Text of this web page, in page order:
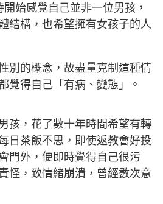
始感覺自己並非一位男孩，
結構，也希望擁有女孩子的人
別的概念，故盡量克制這種情
覺得自己「有病、變態」。
孩，花了數十年時間希望有轉
日茶飯不思，即使返教會好投
門外，便即時覺得自己很污
怪，致情緒崩潰，曾經數次意